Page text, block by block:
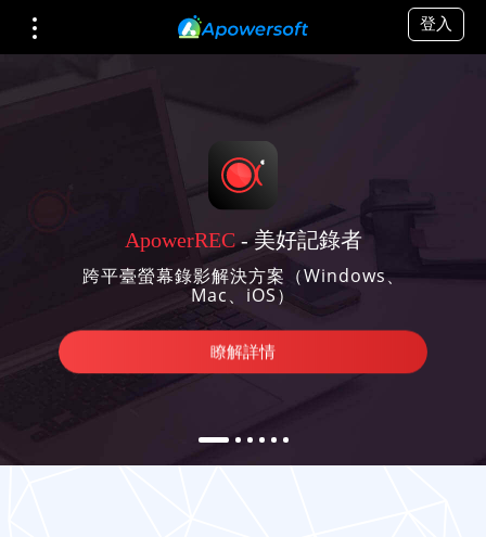
登入
ApowerREC- 美好記錄者
跨平臺螢幕錄影解決方案（Windows、
Mac、iOS）
瞭解詳情